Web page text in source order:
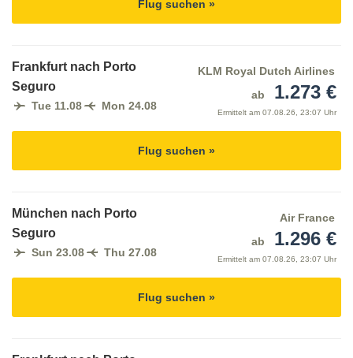
Flug suchen »
Frankfurt nach Porto
Seguro
Tue 11.08 Mon 24.08
KLM Royal Dutch Airlines
ab
1.273 €
Ermittelt am 07.08.26, 23:07 Uhr
Flug suchen »
München nach Porto
Seguro
Sun 23.08 Thu 27.08
Air France
ab
1.296 €
Ermittelt am 07.08.26, 23:07 Uhr
Flug suchen »